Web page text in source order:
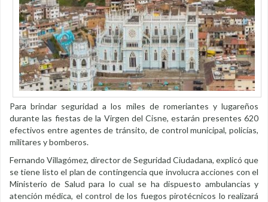
Para brindar seguridad a los miles de romeriantes y lugareños
durante las fiestas de la Virgen del Cisne, estarán presentes 620
efectivos entre agentes de tránsito, de control municipal, policías,
militares y bomberos.
Fernando Villagómez, director de Seguridad Ciudadana, explicó que
se tiene listo el plan de contingencia que involucra acciones con el
Ministerio de Salud para lo cual se ha dispuesto ambulancias y
atención médica, el control de los fuegos pirotécnicos lo realizará